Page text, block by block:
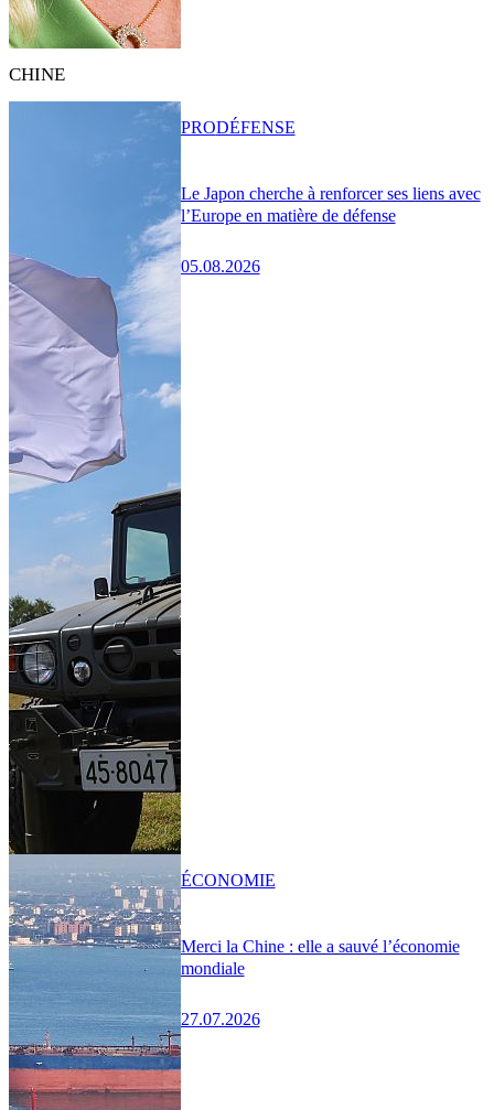
CHINE
Le Japon cherche à renforcer ses liens avec
l’Europe en matière de défense
05.08.2026
PRODÉFENSE
Merci la Chine : elle a sauvé l’économie
mondiale
27.07.2026
ÉCONOMIE